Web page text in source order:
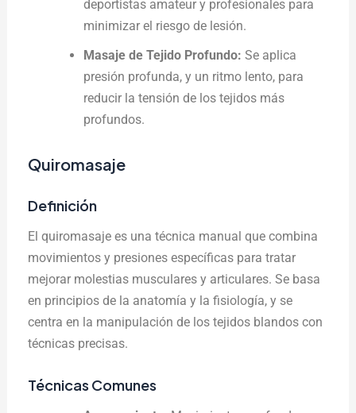
deportistas amateur y profesionales para
minimizar el riesgo de lesión.
Masaje de Tejido Profundo: Se aplica
presión profunda, y un ritmo lento, para
reducir la tensión de los tejidos más
profundos.
Quiromasaje
Definición
El quiromasaje es una técnica manual que combina
movimientos y presiones específicas para tratar
mejorar molestias musculares y articulares. Se basa
en principios de la anatomía y la fisiología, y se
centra en la manipulación de los tejidos blandos con
técnicas precisas.
Técnicas Comunes